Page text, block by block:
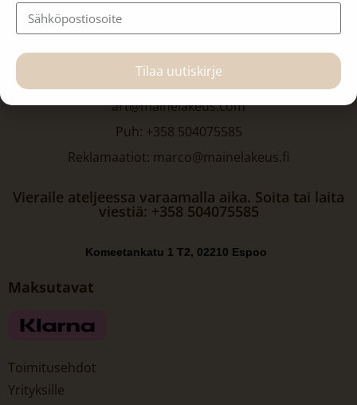
Hanna-Maria Mainelakeus Oy
Y-tunnus 3222095-6
art@mainelakeus.com
Puh: +358 504075585
Reklamaatiot: marco@mainelakeus.fi
Vieraile ateljeessa varaamalla aika. Soita tai laita
viestiä: +358 504075585
Komeetankatu 1 T2, 02210 Espoo
Maksutavat
Toimitusehdot
Yrityksille
Tilaa uutiskirje